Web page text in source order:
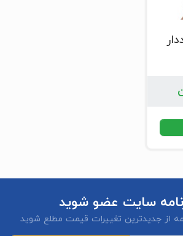
سایت عضو شوید
از جدیدترین تغییرات قیمت مطلع شوید